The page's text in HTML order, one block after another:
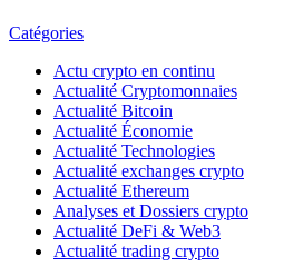
Catégories
Actu crypto en continu
Actualité Cryptomonnaies
Actualité Bitcoin
Actualité Économie
Actualité Technologies
Actualité exchanges crypto
Actualité Ethereum
Analyses et Dossiers crypto
Actualité DeFi & Web3
Actualité trading crypto